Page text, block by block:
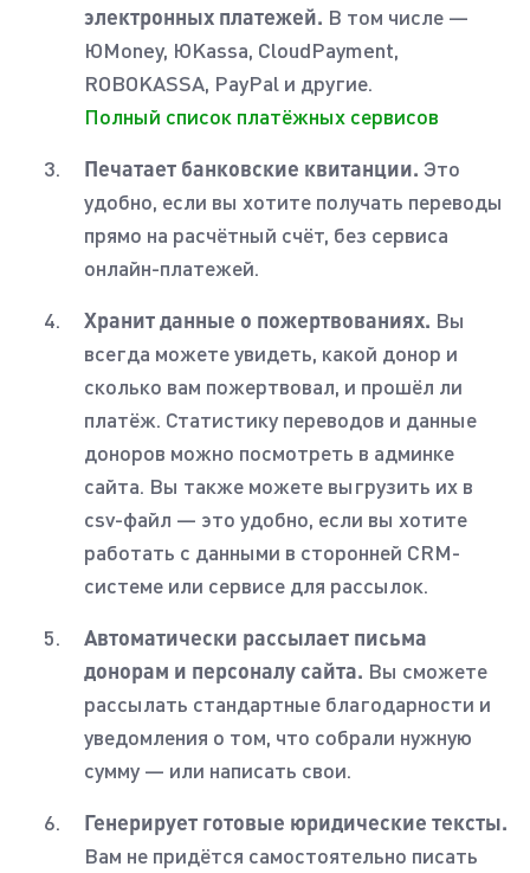
электронных платежей. В том числе —
ЮMoney, ЮKassa, CloudPayment,
ROBOKASSA, PayPal и другие.
Полный список платёжных сервисов
Печатает банковские квитанции. Это
удобно, если вы хотите получать переводы
прямо на расчётный счёт, без сервиса
онлайн-платежей.
Хранит данные о пожертвованиях. Вы
всегда можете увидеть, какой донор и
сколько вам пожертвовал, и прошёл ли
платёж. Статистику переводов и данные
доноров можно посмотреть в админке
сайта. Вы также можете выгрузить их в
csv-файл — это удобно, если вы хотите
работать с данными в сторонней CRM-
системе или сервисе для рассылок.
Автоматически рассылает письма
донорам и персоналу сайта. Вы сможете
рассылать стандартные благодарности и
уведомления о том, что собрали нужную
сумму — или написать свои.
Генерирует готовые юридические тексты.
Вам не придётся самостоятельно писать